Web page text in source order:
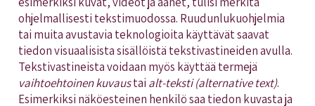
ohjelmallisesti tekstimuodossa. Ruudunlukuohjelmia
tai muita avustavia teknologioita käyttävät saavat
tiedon visuaalisista sisällöistä tekstivastineiden avulla.
Tekstivastineista voidaan myös käyttää termejä
vaihtoehtoinen kuvaustai alt-teksti (alternative text).
Esimerkiksi näköesteinen henkilö saa tiedon kuvasta ja